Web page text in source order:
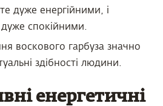
дуже енергійними, і
спокійними.
воскового гарбуза значно
здібності людини.
енергетичні